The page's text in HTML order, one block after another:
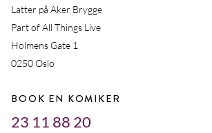
Latter på Aker Brygge
Part of All Things Live
Holmens Gate 1
0250 Oslo
BOOK EN KOMIKER
23 11 88 20